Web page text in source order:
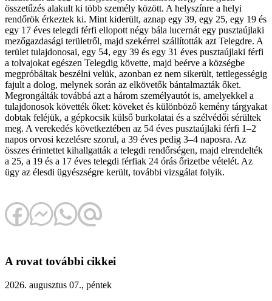
összetűzés alakult ki több személy között. A helyszínre a helyi
rendőrök érkeztek ki. Mint kiderült, aznap egy 39, egy 25, egy 19 és
egy 17 éves telegdi férfi ellopott négy bála lucernát egy pusztaújlaki
mezőgazdasági területről, majd szekérrel szállították azt Telegdre. A
terület tulajdonosai, egy 54, egy 39 és egy 31 éves pusztaújlaki férfi
a tolvajokat egészen Telegdig követte, majd beérve a községbe
megpróbáltak beszélni velük, azonban ez nem sikerült, tettlegességig
fajult a dolog, melynek során az elkövetők bántalmazták őket.
Megrongálták továbbá azt a három személyautót is, amelyekkel a
tulajdonosok követték őket: köveket és különböző kemény tárgyakat
dobtak feléjük, a gépkocsik külső burkolatai és a szélvédői sérültek
meg. A verekedés következtében az 54 éves pusztaújlaki férfi 1–2
napos orvosi kezelésre szorul, a 39 éves pedig 3–4 naposra. Az
összes érintettet kihallgatták a telegdi rendőrségen, majd elrendelték
a 25, a 19 és a 17 éves telegdi férfiak 24 órás őrizetbe vételét. Az
ügy az élesdi ügyészségre került, további vizsgálat folyik.
A rovat további cikkei
2026. augusztus 07., péntek